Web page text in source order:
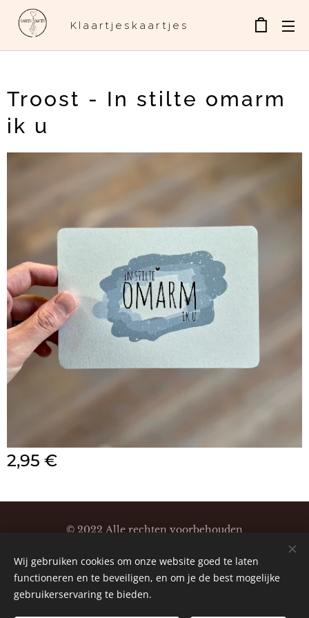
Klaartjeskaartjes
Troost - In stilte omarm
ik u
2,95 €
© 2022 Alle rechten voorbehouden
Cookies
Wij gebruiken cookies om onze website goed te laten
functioneren en te beveiligen, en om je de best mogelijke
gebruikerservaring te bieden.